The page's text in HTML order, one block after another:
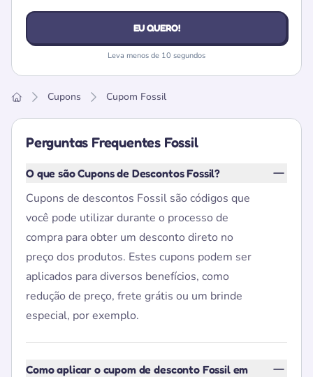
EU QUERO!
Leva menos de 10 segundos
Cupons Cupom Fossil
Perguntas Frequentes Fossil
O que são Cupons de Descontos Fossil?
Cupons de descontos Fossil são códigos que
você pode utilizar durante o processo de
compra para obter um desconto direto no
preço dos produtos. Estes cupons podem ser
aplicados para diversos benefícios, como
redução de preço, frete grátis ou um brinde
especial, por exemplo.
Como aplicar o cupom de desconto Fossil em